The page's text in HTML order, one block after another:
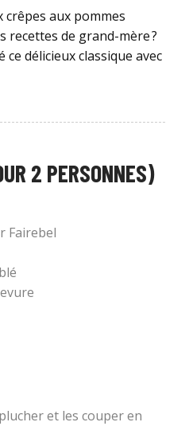
crêpes aux pommes
recettes de grand-mère ?
délicieux classique avec
2 PERSONNES)
Fairebel
et les couper en